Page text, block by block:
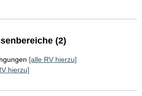
(2)
[alle RV hierzu]
hierzu]